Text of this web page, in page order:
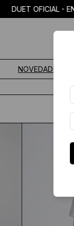
NOVEDADES
A